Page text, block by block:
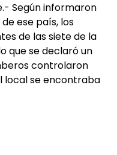
Según informaron
ese país, los
de las siete de la
que se declaró un
controlaron
local se encontraba